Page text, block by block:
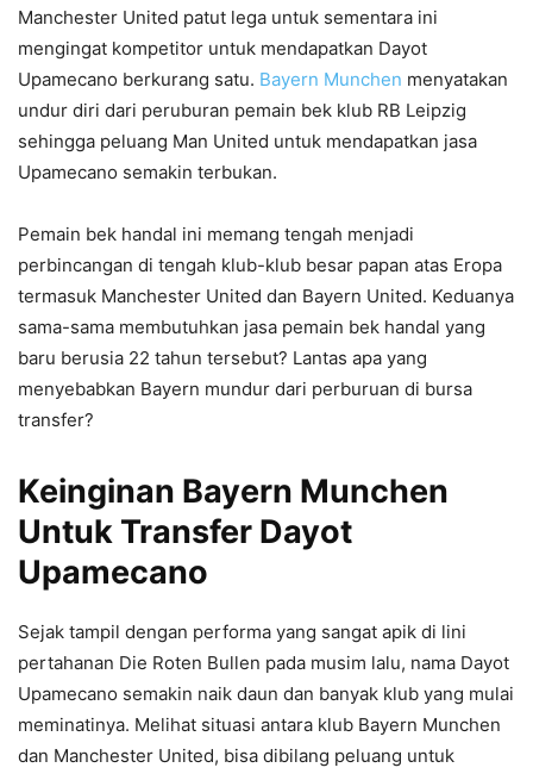
Manchester United patut lega untuk sementara ini
mengingat kompetitor untuk mendapatkan Dayot
Upamecano berkurang satu. Bayern Munchen menyatakan
undur diri dari peruburan pemain bek klub RB Leipzig
sehingga peluang Man United untuk mendapatkan jasa
Upamecano semakin terbukan.
Pemain bek handal ini memang tengah menjadi
perbincangan di tengah klub-klub besar papan atas Eropa
termasuk Manchester United dan Bayern United. Keduanya
sama-sama membutuhkan jasa pemain bek handal yang
baru berusia 22 tahun tersebut? Lantas apa yang
menyebabkan Bayern mundur dari perburuan di bursa
transfer?
Keinginan Bayern Munchen
Untuk Transfer Dayot
Upamecano
Sejak tampil dengan performa yang sangat apik di lini
pertahanan Die Roten Bullen pada musim lalu, nama Dayot
Upamecano semakin naik daun dan banyak klub yang mulai
meminatinya. Melihat situasi antara klub Bayern Munchen
dan Manchester United, bisa dibilang peluang untuk